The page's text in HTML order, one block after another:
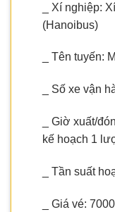
_ Xí nghiệp:
(Hanoibus)
_ Tên tuyến:
_ Số xe vận
_ Giờ xuất/
kế hoạch 1
_ Tần suất
_ Giá vé: